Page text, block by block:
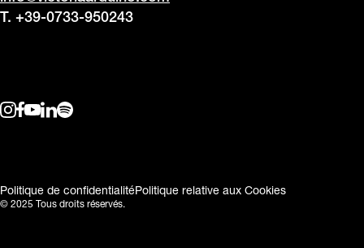
T. +39-0733-950243
© 2025 Tous droits réservés.
Politique de confidentialitéPolitique relative aux Cookies